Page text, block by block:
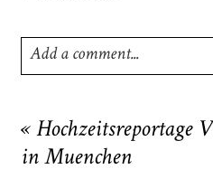
Add a comment...
are marked *
« Hochzeitsreportage
in Muenchen